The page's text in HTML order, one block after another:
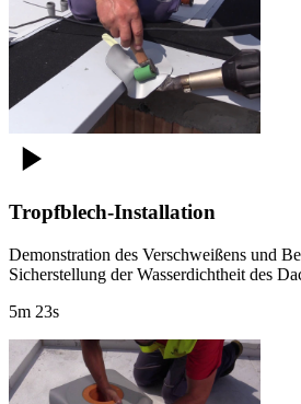
Tropfblech-Installation
Demonstration des Verschweißens und
Sicherstellung der Wasserdichtheit des
5m 23s